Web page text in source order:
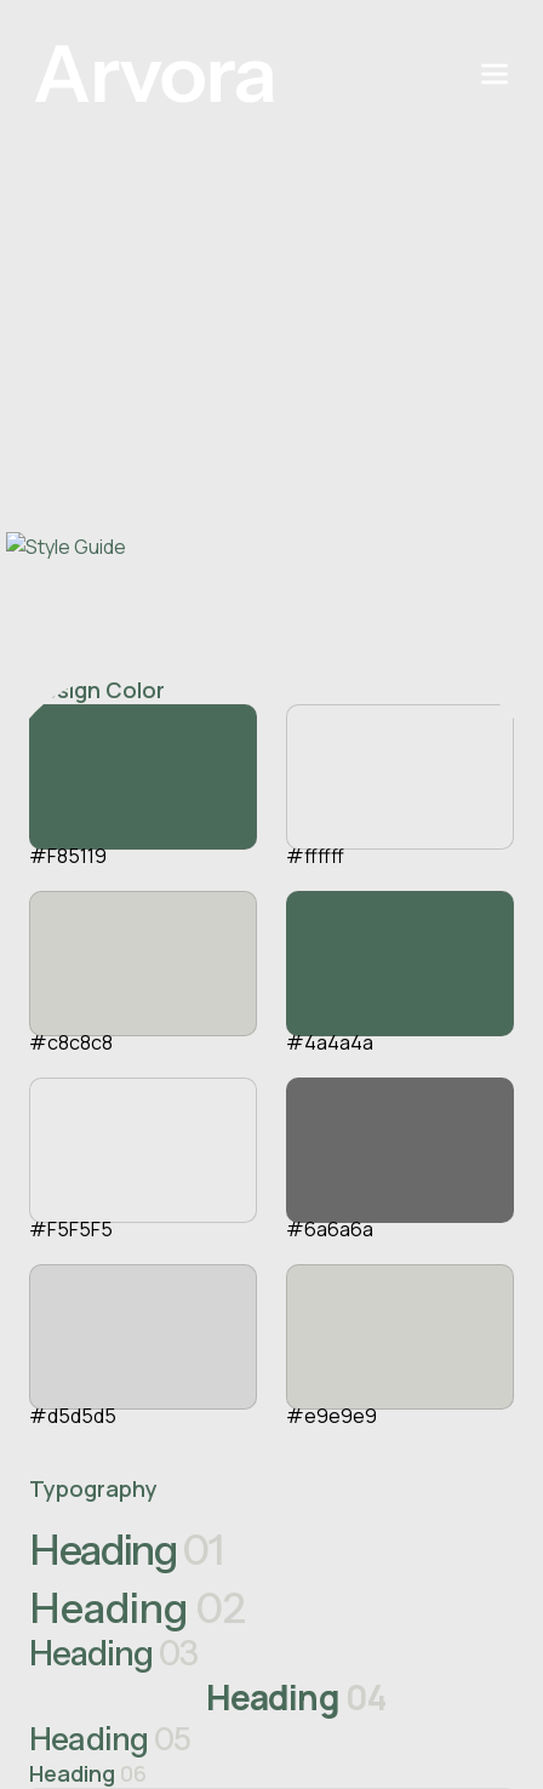
Design Color
#F85119 #ffffff
#c8c8c8 #4a4a4a
#F5F5F5 #6a6a6a
#d5d5d5 #e9e9e9
Typography
Heading01
Heading 02
Heading 03
Heading 04
Heading 05
Heading 06